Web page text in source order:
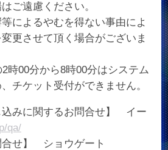
ご遠慮ください。
によるやむを得ない事由によ
更させて頂く場合がございま
2時00分から8時00分はシステム
チケット受付ができません。
込みに関するお問合せ】 イー
qa/
合せ】 ショウゲート